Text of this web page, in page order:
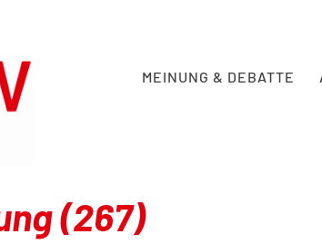
MEINUNG & DEBATTE
(267)